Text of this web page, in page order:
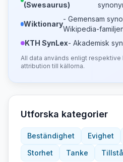
(Swesaurus)
Wiktionary
- Gemensam
Wikipedia-
KTH SynLex- Akademisk
All data används enligt
attribution till källorna.
Utforska kategorier
Beständighet Evighet
Storhet
Tanke